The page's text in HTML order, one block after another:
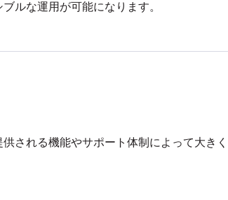
ルな運用が可能になります。
される機能やサポート体制によって大きく